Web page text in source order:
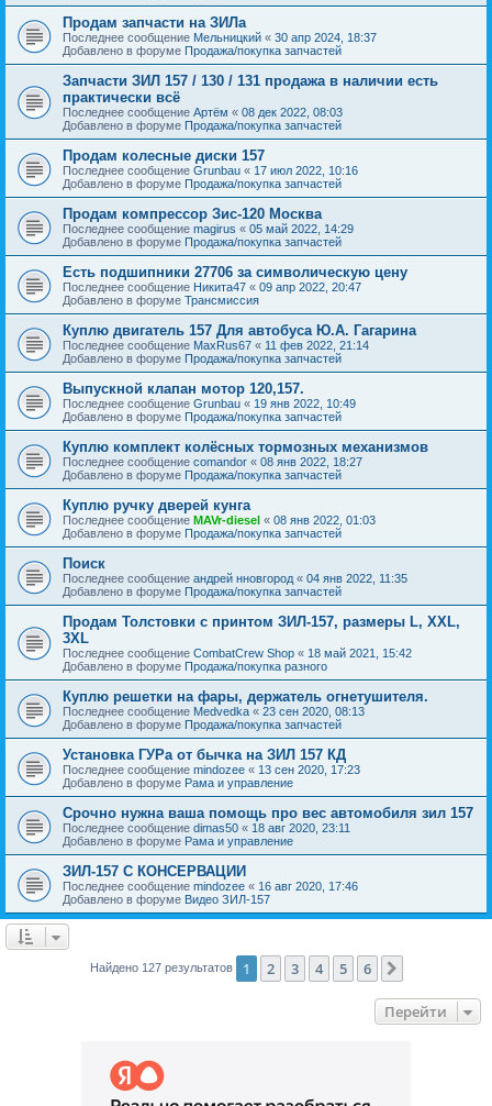
Продам запчасти на ЗИЛа
Последнее сообщение Мельницкий « 30 апр 2024, 18:37
Добавлено в форуме Продажа/покупка запчастей
Запчасти ЗИЛ 157 / 130 / 131 продажа в наличии есть
практически всё
Последнее сообщение Артём « 08 дек 2022, 08:03
Добавлено в форуме Продажа/покупка запчастей
Продам колесные диски 157
Последнее сообщение Grunbau « 17 июл 2022, 10:16
Добавлено в форуме Продажа/покупка запчастей
Продам компрессор Зис-120 Москва
Последнее сообщение magirus « 05 май 2022, 14:29
Добавлено в форуме Продажа/покупка запчастей
Есть подшипники 27706 за символическую цену
Последнее сообщение Никита47 « 09 апр 2022, 20:47
Добавлено в форуме Трансмиссия
Куплю двигатель 157 Для автобуса Ю.А. Гагарина
Последнее сообщение MaxRus67 « 11 фев 2022, 21:14
Добавлено в форуме Продажа/покупка запчастей
Выпускной клапан мотор 120,157.
Последнее сообщение Grunbau « 19 янв 2022, 10:49
Добавлено в форуме Продажа/покупка запчастей
Куплю комплект колёсных тормозных механизмов
Последнее сообщение comandor « 08 янв 2022, 18:27
Добавлено в форуме Продажа/покупка запчастей
Куплю ручку дверей кунга
Последнее сообщение MAVr-diesel « 08 янв 2022, 01:03
Добавлено в форуме Продажа/покупка запчастей
Поиск
Последнее сообщение андрей нновгород « 04 янв 2022, 11:35
Добавлено в форуме Продажа/покупка запчастей
Продам Толстовки с принтом ЗИЛ-157, размеры L, XXL,
3XL
Последнее сообщение CombatCrew Shop « 18 май 2021, 15:42
Добавлено в форуме Продажа/покупка разного
Куплю решетки на фары, держатель огнетушителя.
Последнее сообщение Medvedka « 23 сен 2020, 08:13
Добавлено в форуме Продажа/покупка запчастей
Установка ГУРа от бычка на ЗИЛ 157 КД
Последнее сообщение mindozee « 13 сен 2020, 17:23
Добавлено в форуме Рама и управление
Срочно нужна ваша помощь про вес автомобиля зил 157
Последнее сообщение dimas50 « 18 авг 2020, 23:11
Добавлено в форуме Рама и управление
ЗИЛ-157 С КОНСЕРВАЦИИ
Последнее сообщение mindozee « 16 авг 2020, 17:46
Добавлено в форуме Видео ЗИЛ-157
Найдено 127 результатов 1 2 3 4 5 6
Перейти